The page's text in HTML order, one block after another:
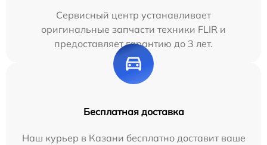
Сервисный центр устанавливает
оригинальные запчасти техники FLIR и
предоставляет гарантию до 3 лет.
Бесплатная доставка
Наш курьер в Казани бесплатно доставит ваше